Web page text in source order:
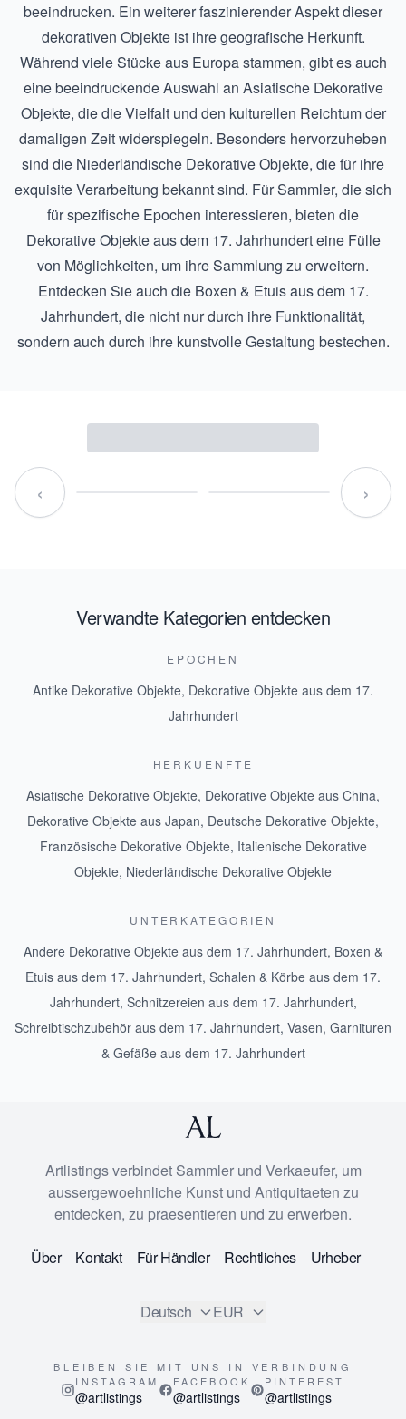
beeindrucken. Ein weiterer faszinierender Aspekt dieser
dekorativen Objekte ist ihre geografische Herkunft.
Während viele Stücke aus Europa stammen, gibt es auch
eine beeindruckende Auswahl an Asiatische Dekorative
Objekte, die die Vielfalt und den kulturellen Reichtum der
damaligen Zeit widerspiegeln. Besonders hervorzuheben
sind die Niederländische Dekorative Objekte, die für ihre
exquisite Verarbeitung bekannt sind. Für Sammler, die sich
für spezifische Epochen interessieren, bieten die
Dekorative Objekte aus dem 17. Jahrhunderteine Fülle
von Möglichkeiten, um ihre Sammlung zu erweitern.
Entdecken Sie auch die Boxen & Etuis aus dem 17.
Jahrhundert, die nicht nur durch ihre Funktionalität,
sondern auch durch ihre kunstvolle Gestaltung bestechen.
‹ ›
Verwandte Kategorien entdecken
EPOCHEN
Antike Dekorative Objekte, Dekorative Objekte aus dem 17.
Jahrhundert
HERKUENFTE
Asiatische Dekorative Objekte, Dekorative Objekte aus China,
Dekorative Objekte aus Japan, Deutsche Dekorative Objekte,
Französische Dekorative Objekte, Italienische Dekorative
Objekte, Niederländische Dekorative Objekte
UNTERKATEGORIEN
Andere Dekorative Objekte aus dem 17. Jahrhundert, Boxen &
Etuis aus dem 17. Jahrhundert, Schalen & Körbe aus dem 17.
Jahrhundert, Schnitzereien aus dem 17. Jahrhundert,
Schreibtischzubehör aus dem 17. Jahrhundert, Vasen, Garnituren
& Gefäße aus dem 17. Jahrhundert
Artlistings verbindet Sammler und Verkaeufer, um
aussergewoehnliche Kunst und Antiquitaeten zu
entdecken, zu praesentieren und zu erwerben.
Über Kontakt Für Händler Rechtliches Urheber
Deutsch EUR
BLEIBEN SIE MIT UNS IN VERBINDUNG
INSTAGRAM
@artlistings
FACEBOOK
@artlistings
PINTEREST
@artlistings